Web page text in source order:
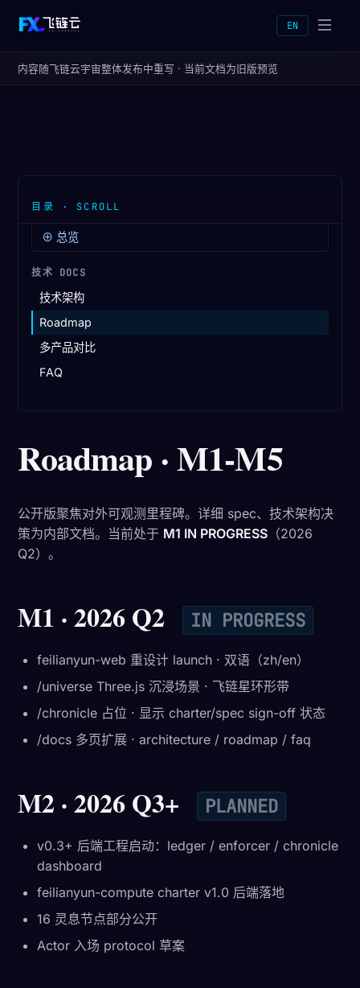
EN
内容随飞链云宇宙整体发布中重写 · 当前文档为旧版预览
⊕ 总览
技术 DOCS
技术架构
Roadmap
多产品对比
FAQ
Roadmap · M1-M5
公开版聚焦对外可观测里程碑。详细 spec、技术架构决
策为内部文档。当前处于 M1 IN PROGRESS （2026
Q2）。
M1 · 2026 Q2 IN PROGRESS
feilianyun-web 重设计 launch · 双语（zh/en）
/universe Three.js 沉浸场景 · 飞链星环形带
/chronicle 占位 · 显示 charter/spec sign-off 状态
/docs 多页扩展 · architecture / roadmap / faq
M2 · 2026 Q3+ PLANNED
v0.3+ 后端工程启动：ledger / enforcer / chronicle
dashboard
feilianyun-compute charter v1.0 后端落地
16 灵息节点部分公开
Actor 入场 protocol 草案